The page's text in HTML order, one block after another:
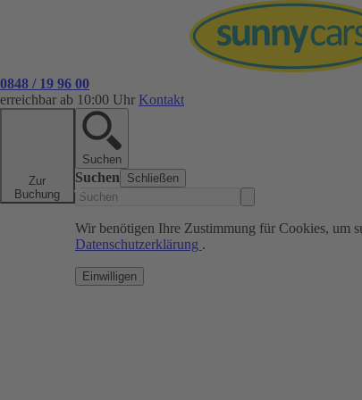
0848 / 19 96 00
erreichbar ab 10:00 Uhr Kontakt
Zur
Buchung
Suchen
Suchen Schließen
Wir benötigen Ihre Zustimmung für Cookies, um
Datenschutzerklärung .
Einwilligen